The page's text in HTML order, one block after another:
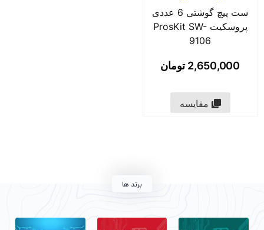
ست پیچ گوشتی 6 عددی
پروسکیت ProsKit SW-
9106
2,650,000 تومان
مقایسه
برند ها